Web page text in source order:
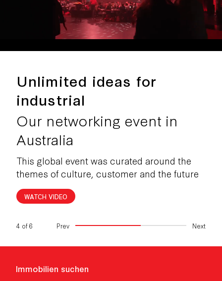
READ NOW
LEARN MORE
Unlimited ideas for
industrial
Our networking event in
Australia
This global event was curated around the
themes of culture, customer and the future
WATCH VIDEO
LEARN MORE
LEARN MORE
4of6 Prev Next
Immobilien suchen